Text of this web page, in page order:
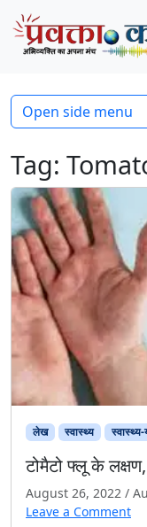
Skip to content
Skip to footer
Tag:
लेख स्वास्थ्य स्‍वास्‍थ्‍य-
टोमैटो फ्लू के
August 26, 2022 /
Leave a Comment
Open side menu